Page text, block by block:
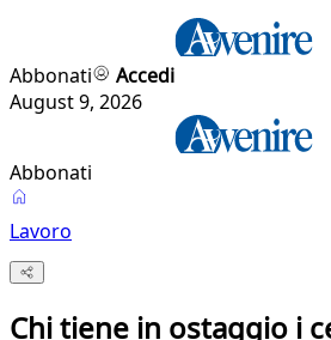
Abbonati
Accedi
August 9, 2026
Abbonati
Lavoro
Chi tiene in ostaggio i